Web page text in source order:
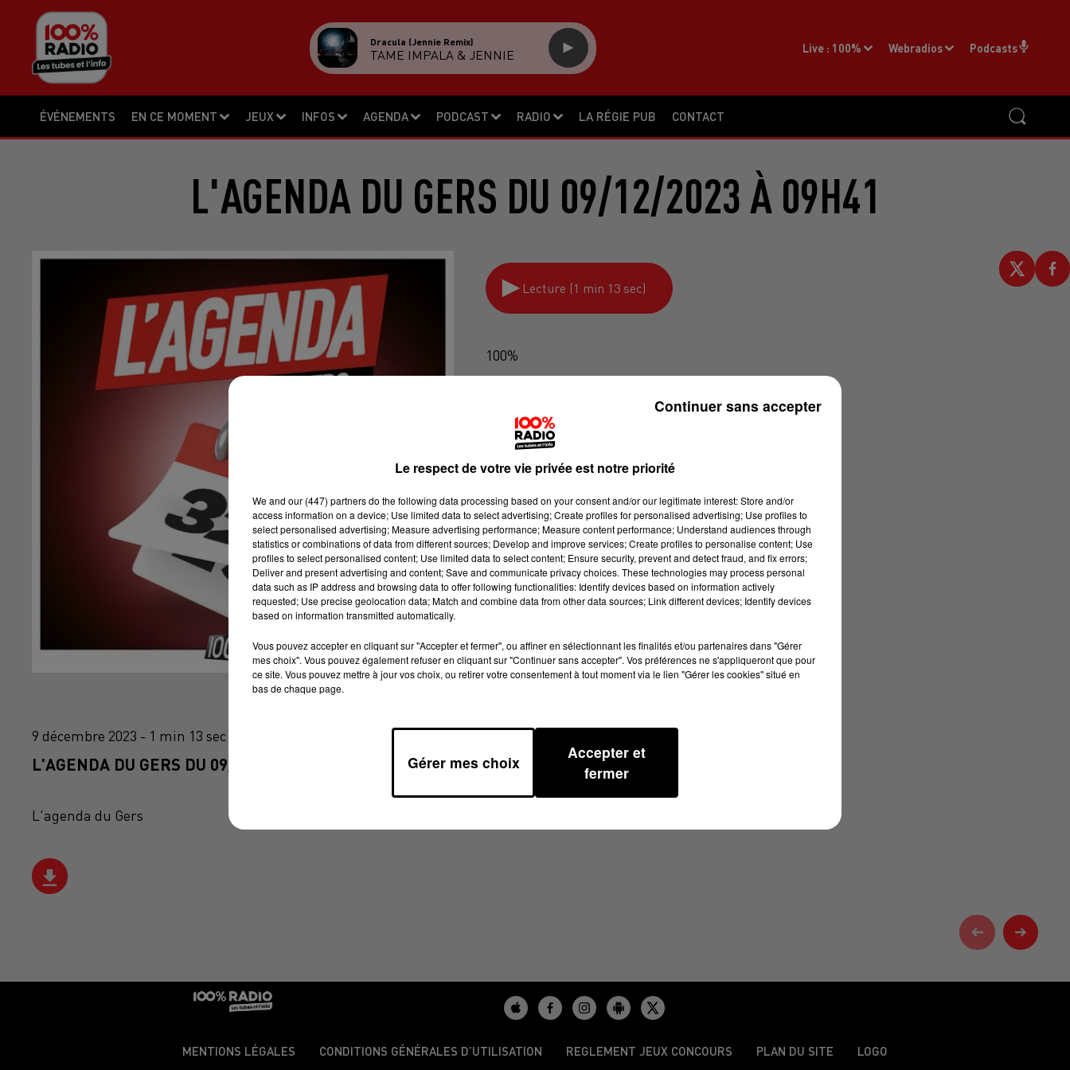
ÉVÉNEMENTS EN CE MOMENT JEUX INFOS AGENDA PODCAST RADIO LA RÉGIE PUB CONTACT
Live : 100% Webradios Podcasts
Dracula (jennie Remix)
TAME IMPALA & JENNIE
L'AGENDA DU GERS DU 09/12/2023 À 09H41
Lecture (1 min 13 sec)
100%
9 décembre 2023 - 1 min 13 sec
L'AGENDA DU GERS DU 09/12/2023 À 09H41
L'agenda du Gers
MENTIONS LÉGALES CONDITIONS GÉNÉRALES D’UTILISATION REGLEMENT JEUX CONCOURS PLAN DU SITE LOGO
Le respect de votre vie privée est notre priorité
We and our (447) partnersdo the following data processing based on your consent and/or our legitimate interest: Store and/or
access information on a device; Use limited data to select advertising; Create profiles for personalised advertising; Use profiles to
select personalised advertising; Measure advertising performance; Measure content performance; Understand audiences through
statistics or combinations of data from different sources; Develop and improve services; Create profiles to personalise content; Use
profiles to select personalised content; Use limited data to select content; Ensure security, prevent and detect fraud, and fix errors;
Deliver and present advertising and content; Save and communicate privacy choices. These technologies may process personal
data such as IP address and browsing data to offer following functionalities: Identify devices based on information actively
requested; Use precise geolocation data; Match and combine data from other data sources; Link different devices; Identify devices
based on information transmitted automatically.
Vous pouvez accepter en cliquant sur "Accepter et fermer", ou affiner en sélectionnant les finalités et/ou partenaires dans "Gérer
mes choix". Vous pouvez également refuser en cliquant sur "Continuer sans accepter". Vos préférences ne s'appliqueront que pour
ce site. Vous pouvez mettre à jour vos choix, ou retirer votre consentement à tout moment via le lien "Gérer les cookies" situé en
bas de chaque page.
Gérer mes choix
Accepter et
fermer
Continuer sans accepter